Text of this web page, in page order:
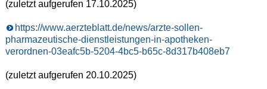
(zuletzt aufgerufen 17.10.2025)
https://www.aerzteblatt.de/news/arzte-sollen-
pharmazeutische-dienstleistungen-in-apotheken-
verordnen-03eafc5b-5204-4bc5-b65c-8d317b408eb7
(zuletzt aufgerufen 20.10.2025)